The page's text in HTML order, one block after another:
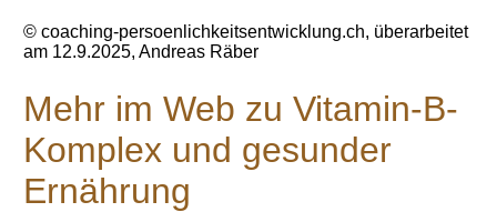
© coaching-persoenlichkeitsentwicklung.ch, überarbeitet
am 12.9.2025, Andreas Räber
Mehr im Web zu Vitamin-B-
Komplex und gesunder
Ernährung